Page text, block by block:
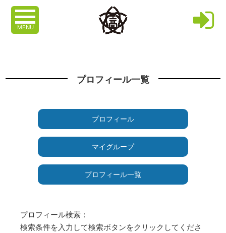
MENU
プロフィール一覧
プロフィール
マイグループ
プロフィール一覧
プロフィール検索：
検索条件を入力して検索ボタンをクリックしてくださ